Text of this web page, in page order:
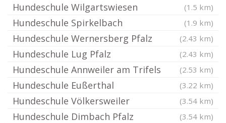
Hundeschule Wilgartswiesen (1.5 km)
Hundeschule Spirkelbach (1.9 km)
Hundeschule Wernersberg Pfalz (2.43 km)
Hundeschule Lug Pfalz (2.43 km)
Hundeschule Annweiler am Trifels (2.53 km)
Hundeschule Eußerthal (3.22 km)
Hundeschule Völkersweiler (3.54 km)
Hundeschule Dimbach Pfalz (3.54 km)